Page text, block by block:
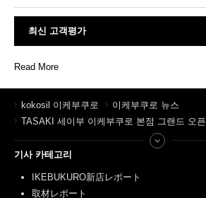
최신 고객평가
Read More
kokosil 이케부쿠로
이케부쿠로 뉴스
TASAKI 세이부 이케부쿠로 본점 그랜드 오픈
기사 카테고리
IKEBUKURO新店レポート
取材レポート